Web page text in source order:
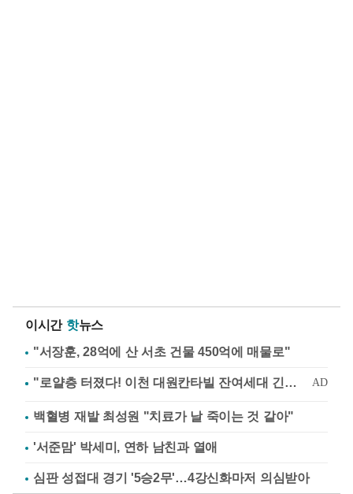
이시간 핫뉴스
"서장훈, 28억에 산 서초 건물 450억에 매물로"
백혈병 재발 최성원 "치료가 날 죽이는 것 같아"
'서준맘' 박세미, 연하 남친과 열애
심판 성접대 경기 '5승2무'…4강신화마저 의심받아